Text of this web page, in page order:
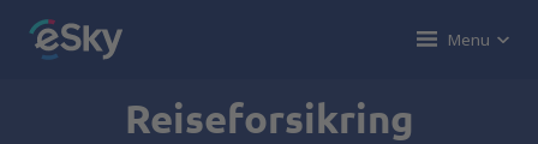
Menu
Reiseforsikring